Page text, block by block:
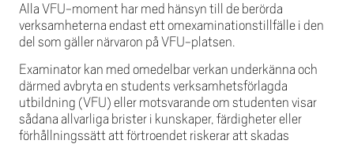
Alla VFU-moment har med hänsyn till de berörda
verksamheterna endast ett omexaminationstillfälle i den
del som gäller närvaron på VFU-platsen.
Examinator kan med omedelbar verkan underkänna och
därmed avbryta en students verksamhetsförlagda
utbildning (VFU) eller motsvarande om studenten visar
sådana allvarliga brister i kunskaper, färdigheter eller
förhållningssätt att förtroendet riskerar att skadas